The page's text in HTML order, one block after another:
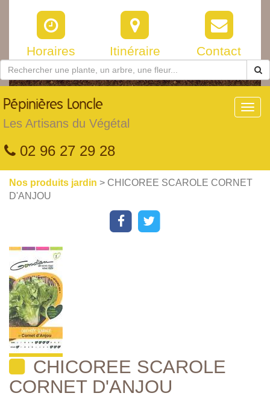
Horaires Itinéraire Contact
Pépinières Loncle
Les Artisans du Végétal
02 96 27 29 28
Nos produits jardin > CHICOREE SCAROLE CORNET
D'ANJOU
CHICOREE SCAROLE
CORNET D'ANJOU